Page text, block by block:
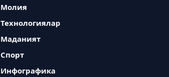
Молия
Технологиялар
Маданият
Спорт
Инфографика